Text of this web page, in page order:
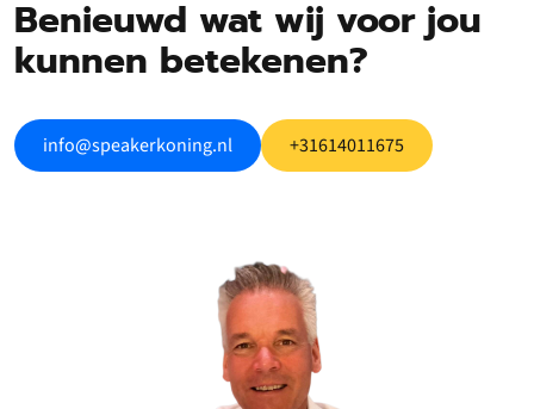
Benieuwd wat wij voor jou
kunnen betekenen?
info@speakerkoning.nl +31614011675